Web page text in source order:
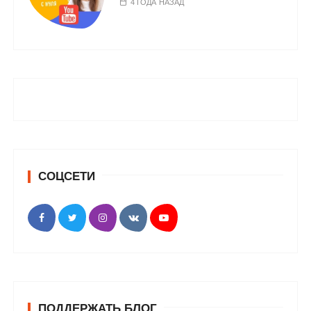
4 ГОДА НАЗАД
СОЦСЕТИ